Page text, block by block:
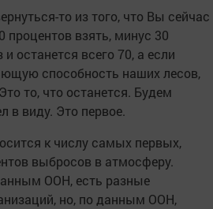
то из того, что Вы сейчас
процентов взять, минус 30
и останется всего 70, а если
способность наших лесов,
то, что останется. Будем
в виду. Это первое.
к числу самых первых,
выбросов в атмосферу.
ООН, есть разные
но, по данным ООН,